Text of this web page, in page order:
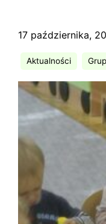
17 października,
Aktualności